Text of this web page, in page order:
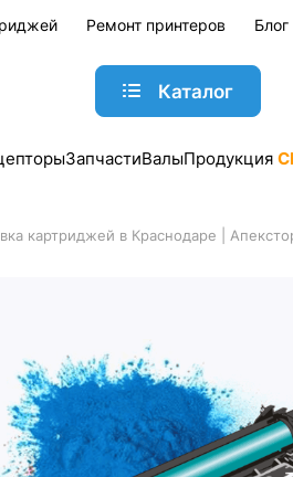
Ремонт принтеров Блог
Каталог
ЗапчастиВалыПродукция
картриджей в Краснодаре |